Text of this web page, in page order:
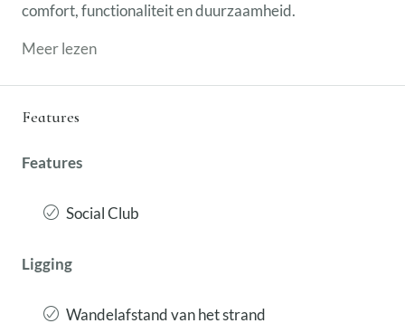
comfort, functionaliteit en duurzaamheid.
Meer lezen
Features
Features
Social Club
Ligging
Wandelafstand van het strand